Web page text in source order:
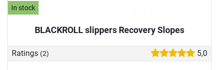
In stock
BLACKROLL slippers Recovery Slopes
Ratings (2) 5,0